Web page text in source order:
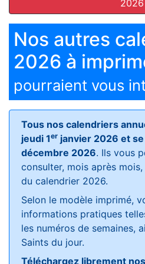
2026
Nos autres
2026 à
pourraient vous
Tous nos calendriers
jeudi 1er janvier 2026 et
décembre 2026. Ils vous
consulter, mois après
du calendrier 2026.
Selon le modèle imprimé,
informations pratiques
les numéros de semaines,
Saints du jour.
Téléchargez librement